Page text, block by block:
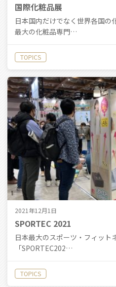
国際化粧品展
日本国内だけでなく世界各国の
最大の化粧品専門…
TOPICS
2021年12月1日
SPORTEC 2021
日本最大のスポーツ・フィット
「SPORTEC202…
TOPICS